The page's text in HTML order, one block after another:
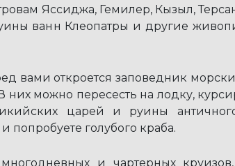
Яссиджа, Гемилер, Кызыл,
ванн Клеопатры и другие
вами откроется заповедник
них можно пересесть на лодку,
царей и руины античного
голубого краба.
и чартерных